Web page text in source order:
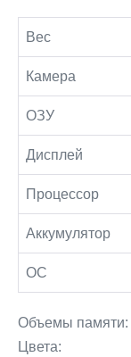
Вес
Камера
ОЗУ
Дисплей
Процессор
Аккумулятор
ОС
Объемы памяти:
Цвета: